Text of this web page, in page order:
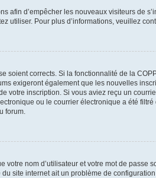
afin d’empêcher les nouveaux visiteurs de
utiliser. Pour plus d’informations, veuillez
soient corrects. Si la fonctionnalité de la
exigeront également que les nouvelles
votre inscription. Si vous aviez reçu un
ou le courrier électronique a été
forum.
nom d’utilisateur et votre mot de
site internet ait un problème de